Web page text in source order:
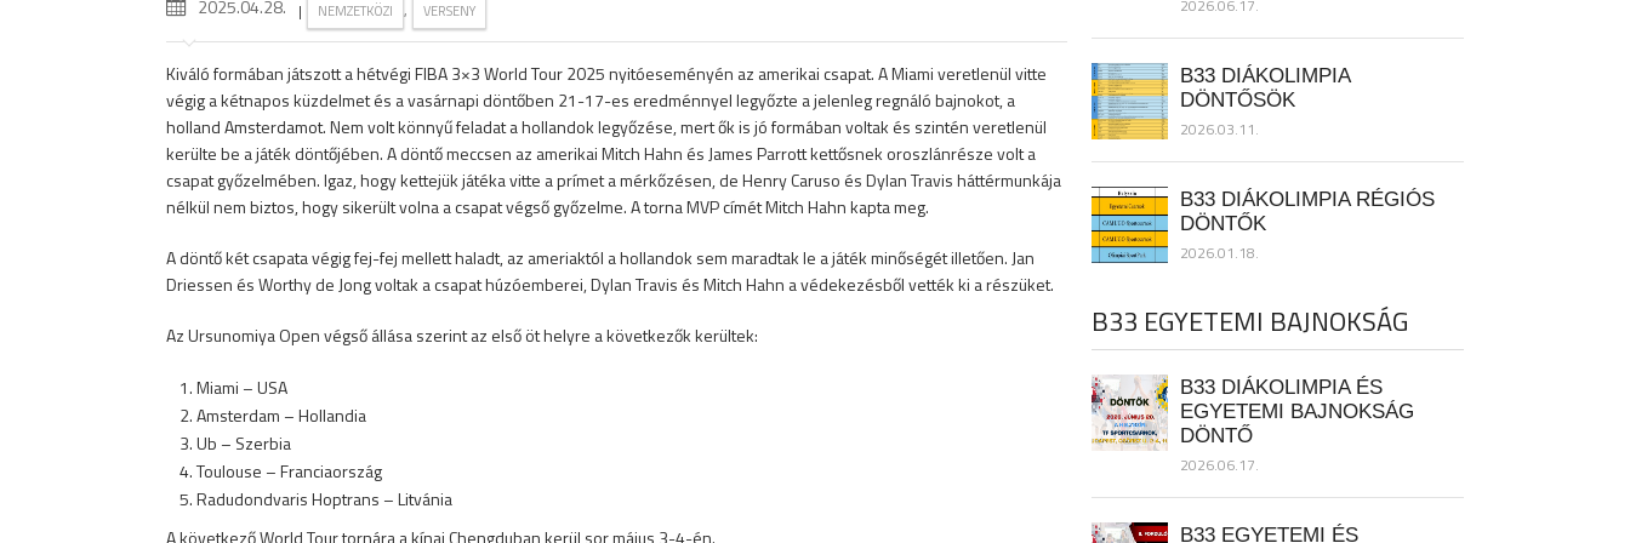
2025.04.28. | NEMZETKÖZI , VERSENY
Kiváló formában játszott a hétvégi FIBA 3×3 World Tour 2025 nyitóeseményén az amerikai csapat. A Miami veretlenül vitte
végig a kétnapos küzdelmet és a vasárnapi döntőben 21-17-es eredménnyel legyőzte a jelenleg regnáló bajnokot, a
holland Amsterdamot. Nem volt könnyű feladat a hollandok legyőzése, mert ők is jó formában voltak és szintén veretlenül
kerülte be a játék döntőjében. A döntő meccsen az amerikai Mitch Hahn és James Parrott kettősnek oroszlánrésze volt a
csapat győzelmében. Igaz, hogy kettejük játéka vitte a prímet a mérkőzésen, de Henry Caruso és Dylan Travis háttérmunkája
nélkül nem biztos, hogy sikerült volna a csapat végső győzelme. A torna MVP címét Mitch Hahn kapta meg.
A döntő két csapata végig fej-fej mellett haladt, az ameriaktól a hollandok sem maradtak le a játék minőségét illetően. Jan
Driessen és Worthy de Jong voltak a csapat húzóemberei, Dylan Travis és Mitch Hahn a védekezésből vették ki a részüket.
Az Ursunomiya Open végső állása szerint az első öt helyre a következők kerültek:
Miami – USA
Amsterdam – Hollandia
Ub – Szerbia
Toulouse – Franciaország
Radudondvaris Hoptrans – Litvánia
A következő World Tour tornára a kínai Chengduban kerül sor május 3-4-én.
2026.06.17.
B33 DIÁKOLIMPIA
DÖNTŐSÖK
2026.03.11.
B33 DIÁKOLIMPIA RÉGIÓS
DÖNTŐK
2026.01.18.
B33 EGYETEMI BAJNOKSÁG
B33 DIÁKOLIMPIA ÉS
EGYETEMI BAJNOKSÁG
DÖNTŐ
2026.06.17.
B33 EGYETEMI ÉS